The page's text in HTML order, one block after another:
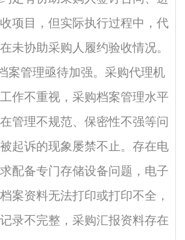
项目，但实际执行过程中，代
未协助采购人履约验收情况。
案管理亟待加强。采购代理机
作不重视，采购档案管理水平
管理不规范、保密性不强等问
起诉的现象屡禁不止。存在电
配备专门存储设备问题，电子
案资料无法打印或打印不全，
录不完整，采购汇报资料存在